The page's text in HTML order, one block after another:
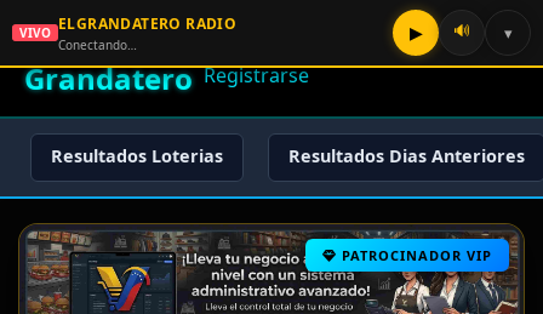
🌟 El
Grandatero
🔑 Iniciar Sesión
📝
Registrarse
Resultados Loterias Resultados Dias Anteriores
PATROCINADOR VIP
VIVO ELGRANDATERO RADIO
Conectando…
▶ 🔊 ▾